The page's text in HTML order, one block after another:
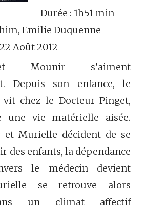
Durée : 1h51 min
Emilie Duquenne
Août 2012
Mounir s’aiment
Depuis son enfance, le
chez le Docteur Pinget,
une vie matérielle aisée.
et Murielle décident de se
des enfants, la dépendance
le médecin devient
se retrouve alors
un climat affectif